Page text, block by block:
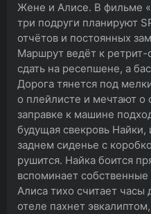
Жене и Алисе. В фильме
три подруги планируют
отчётов и постоянных
Маршрут ведёт к
сдать на ресепшене, а
Дорога тянется под
о плейлисте и мечтают
заправке к машине
будущая свекровь
заднем сиденье с
рушится. Найка боится
вспоминает
Алиса тихо считает
отеле пахнет